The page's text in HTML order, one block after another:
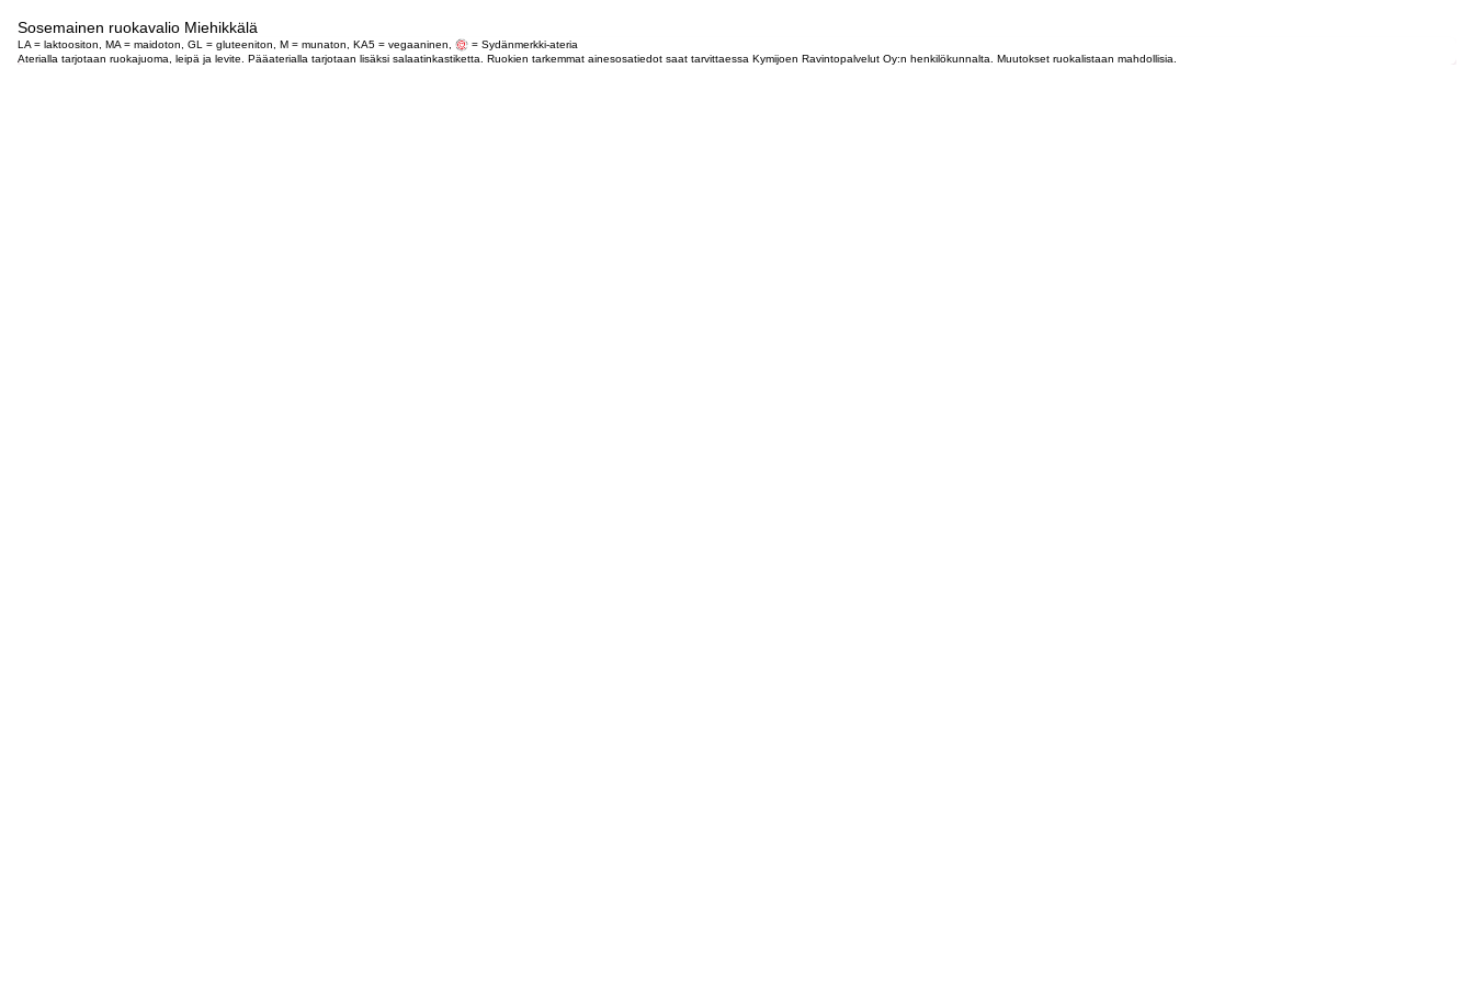
Sosemainen ruokavalio Miehikkälä
LA = laktoositon, MA = maidoton, GL = gluteeniton, M = munaton, KA5 = vegaaninen,
= Sydänmerkki-ateria
Aterialla tarjotaan ruokajuoma, leipä ja levite. Pääaterialla tarjotaan lisäksi salaatinkastiketta. Ruokien tarkemmat ainesosatiedot saat tarvittaessa Kymijoen Ravintopalvelut Oy:n henkilökunnalta. Muutokset ruokalistaan mahdollisia.